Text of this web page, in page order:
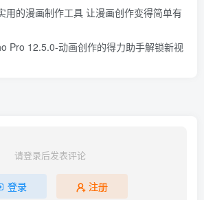
用的漫画制作工具 让漫画创作变得简单有
Pro 12.5.0-动画创作的得力助手解锁新视
请登录后发表评论
登录 注册